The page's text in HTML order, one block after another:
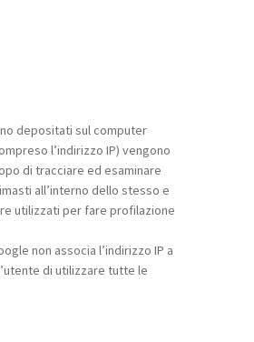
depositati sul computer
l’indirizzo IP) vengono
di tracciare ed esaminare
all’interno dello stesso e
utilizzati per fare profilazione
non associa l’indirizzo IP a
di utilizzare tutte le